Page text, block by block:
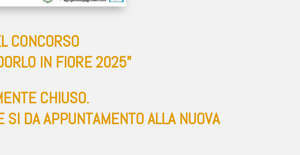
CONCORSO
IN FIORE 2025”
CHIUSO.
DA APPUNTAMENTO ALLA NUOVA